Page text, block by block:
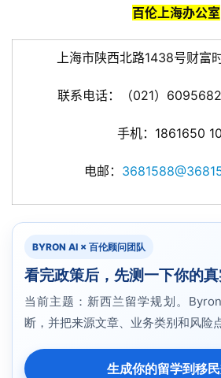
百伦上海办公室
上海市陕西北路1438号财富
联系电话：（021）
手机：1861650
电邮：
BYRON AI × 百伦顾问团队
看完政策后，先测一下你的
当前主题：新西兰留学规划。
断，并把来源文章、业务类别和风险
生成你的留学到移